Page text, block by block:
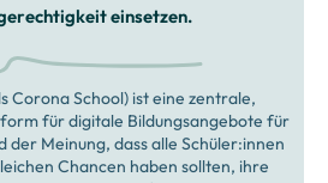
einsetzen.
Corona School) ist eine zentrale,
für digitale Bildungsangebote für
der Meinung, dass alle Schüler:innen
Chancen haben sollten, ihre